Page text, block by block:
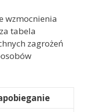
wzmocnienia
tabela
zagrożeń